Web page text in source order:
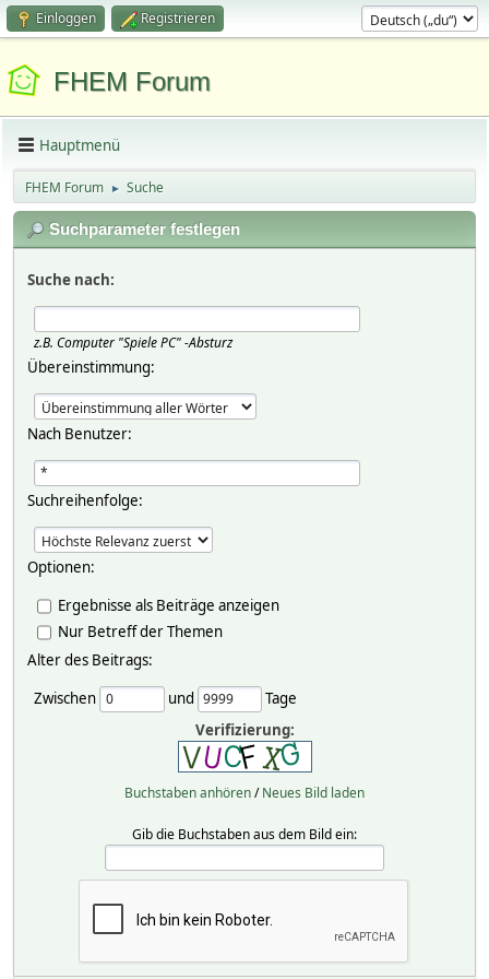
Einloggen Registrieren
FHEM Forum
Hauptmenü
FHEM Forum ► Suche
Suchparameter festlegen
Suche nach:
z.B. Computer "Spiele PC" -Absturz
Übereinstimmung:
Nach Benutzer:
Suchreihenfolge:
Optionen:
Ergebnisse als Beiträge anzeigen
Nur Betreff der Themen
Alter des Beitrags:
Zwischen
und
Tage
Verifizierung:
Buchstaben anhören/Neues Bild laden
Gib die Buchstaben aus dem Bild ein: